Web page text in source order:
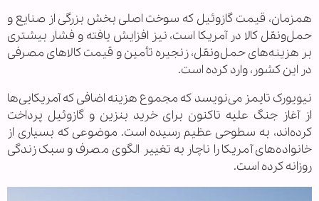
همزمان، قیمت گازوئیل که سوخت اصلی بخش بزرگی از صنایع و
حمل‌ونقل کالا در آمریکا است، نیز افزایش یافته و فشار بیشتری
بر هزینه‌های حمل‌ونقل، زنجیره تأمین و قیمت کالاهای مصرفی
در این کشور، وارد کرده است.
نیویورک تایمز می‌نویسد که مجموع هزینه اضافی که آمریکایی‌ها
از آغاز جنگ علیه تاکنون برای خرید بنزین و گازوئیل پرداخت
کرده‌اند، به سطوحی عظیم رسیده است. موضوعی که بسیاری از
خانواده‌های آمریکا را ناچار به تغییر الگوی مصرف و سبک زندگی
روزانه کرده است.